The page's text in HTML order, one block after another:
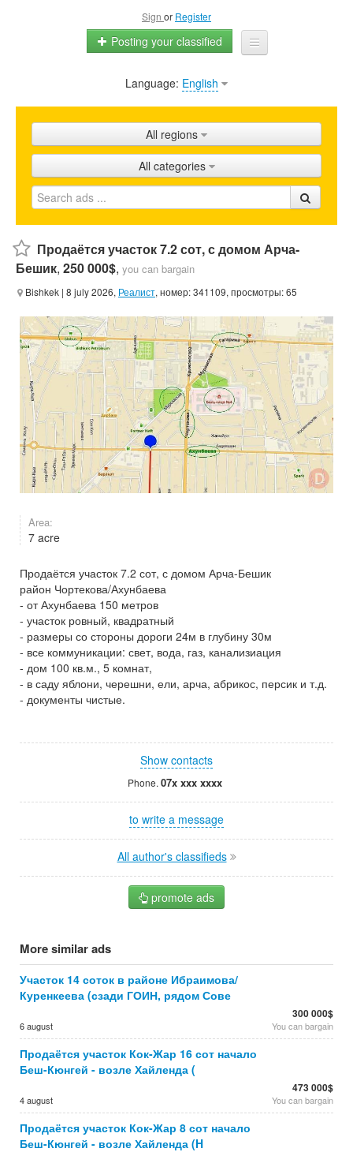
Sign or Register
Posting your classified
Home
Shops
Promotion
FAQ
Blog
Language: English
All regions
All categories
Продаётся участок 7.2 сот, с домом Арча-
Бешик, 250 000$, you can bargain
Bishkek | 8 july 2026, Реалист, номер: 341109, просмотры: 65
Area:
7 acre
Продаётся участок 7.2 сот, с домом Арча-Бешик
район Чортекова/Ахунбаева
- от Ахунбаева 150 метров
- участок ровный, квадратный
- размеры со стороны дороги 24м в глубину 30м
- все коммуникации: свет, вода, газ, канализиация
- дом 100 кв.м., 5 комнат,
- в саду яблони, черешни, ели, арча, абрикос, персик и т.д.
- документы чистые.
Show contacts
Phone. 07x xxx xxxx
to write a message
All author's classifieds
promote ads
More similar ads
Участок 14 соток в районе Ибраимова/
Куренкеева (сзади ГОИН, рядом Сове
6 august
300 000$
You can bargain
Продаётся участок Кок-Жар 16 сот начало
Беш-Кюнгей - возле Хайленда (
4 august
473 000$
You can bargain
Продаётся участок Кок-Жар 8 сот начало
Беш-Кюнгей - возле Хайленда (H